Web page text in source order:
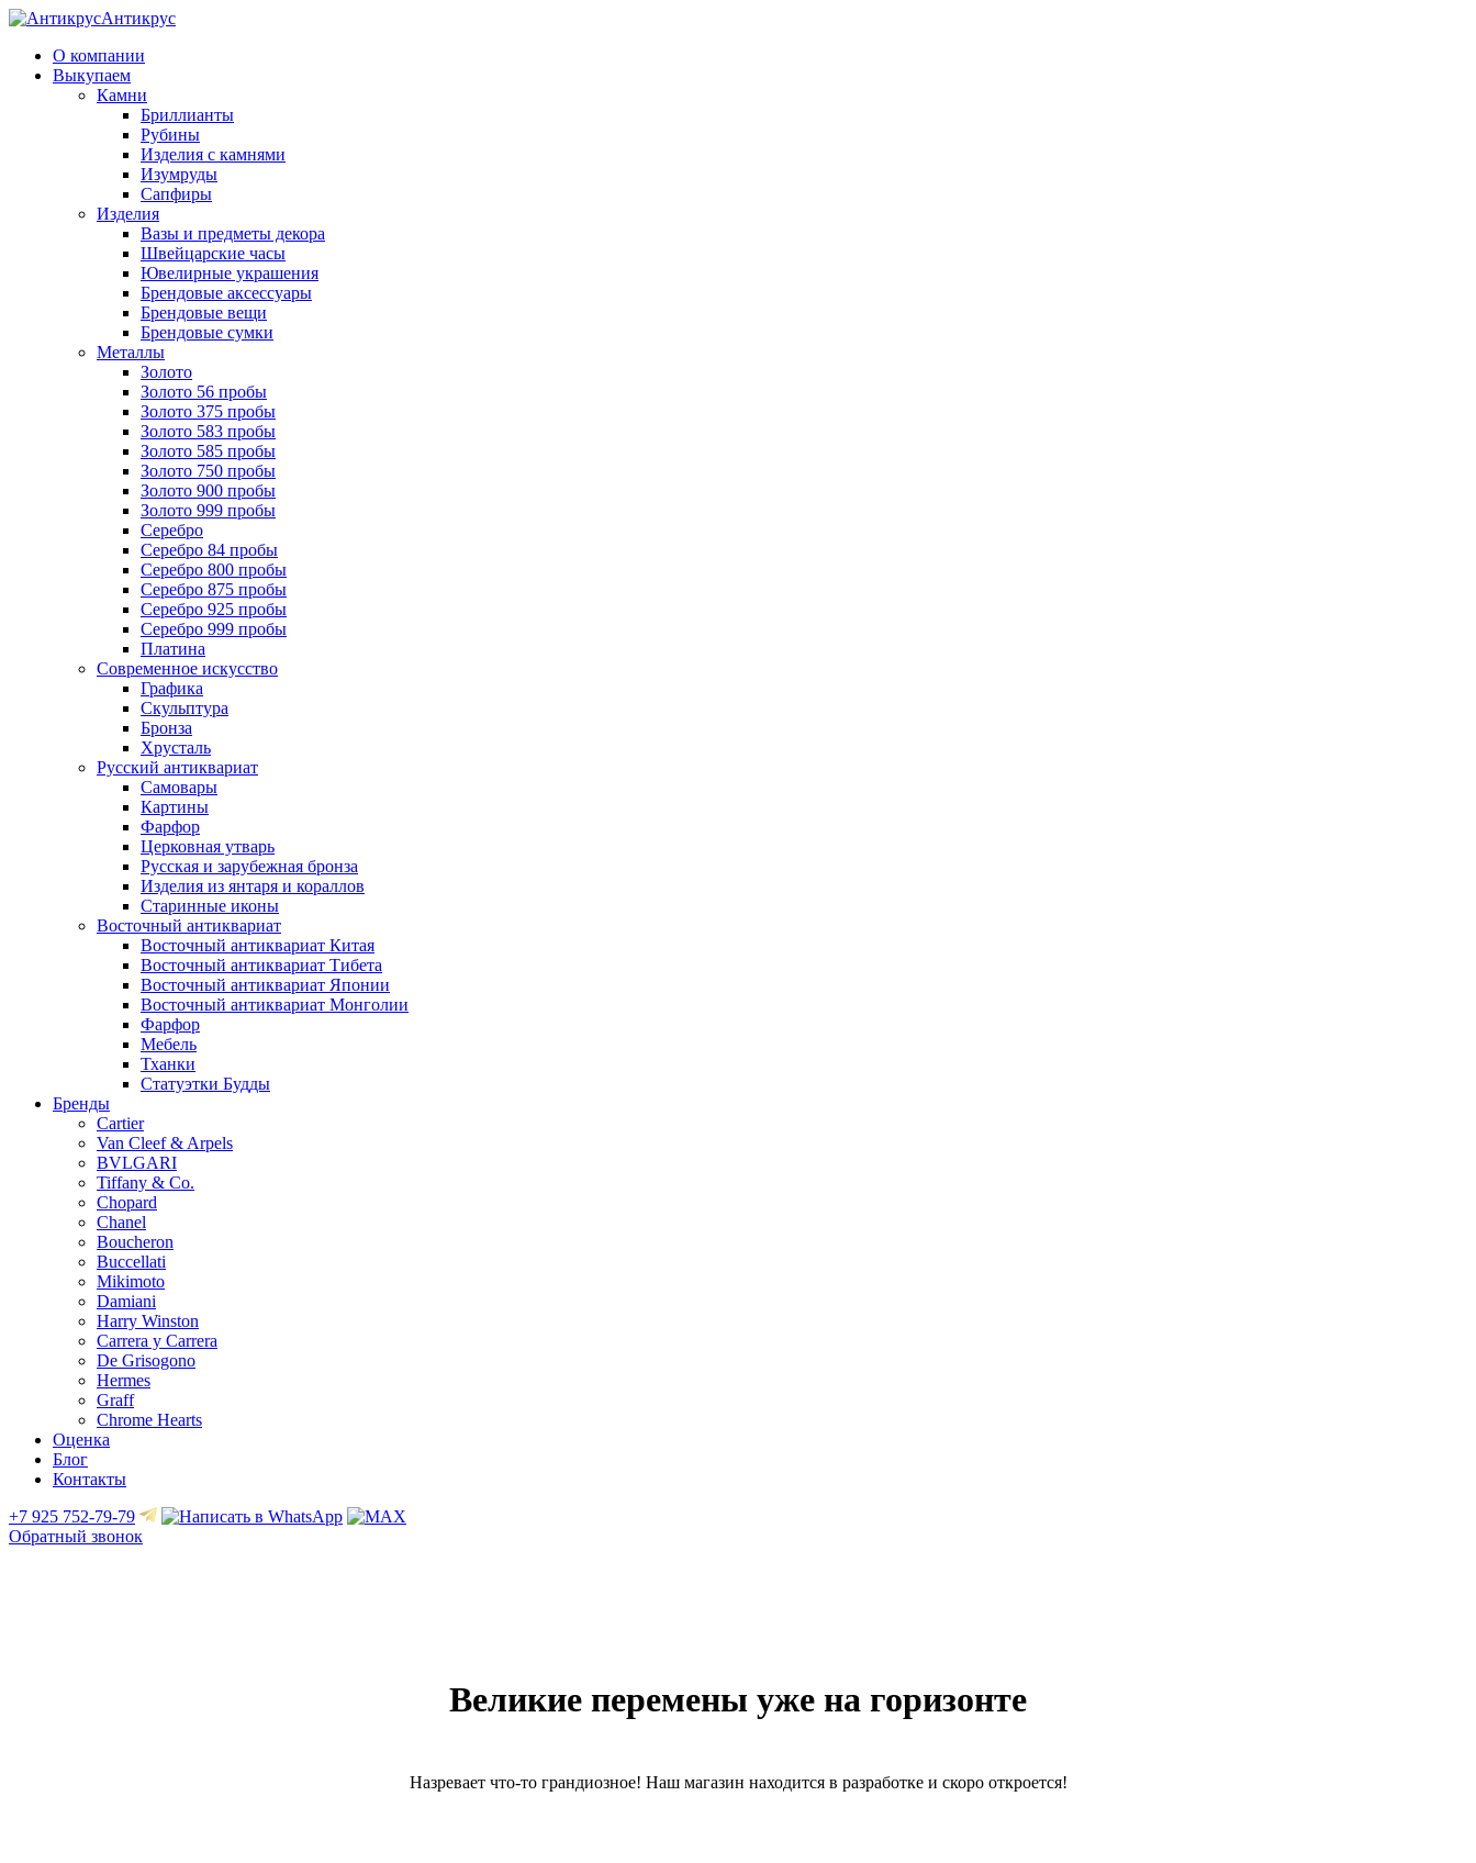
Антикрус
О компании
Выкупаем
Камни
Бриллианты
Рубины
Изделия с камнями
Изумруды
Сапфиры
Изделия
Вазы и предметы декора
Швейцарские часы
Ювелирные украшения
Брендовые аксессуары
Брендовые вещи
Брендовые сумки
Металлы
Золото
Золото 56 пробы
Золото 375 пробы
Золото 583 пробы
Золото 585 пробы
Золото 750 пробы
Золото 900 пробы
Золото 999 пробы
Серебро
Серебро 84 пробы
Серебро 800 пробы
Серебро 875 пробы
Серебро 925 пробы
Серебро 999 пробы
Платина
Современное искусство
Графика
Скульптура
Бронза
Хрусталь
Русский антиквариат
Самовары
Картины
Фарфор
Церковная утварь
Русская и зарубежная бронза
Изделия из янтаря и кораллов
Старинные иконы
Восточный антиквариат
Восточный антиквариат Китая
Восточный антиквариат Тибета
Восточный антиквариат Японии
Восточный антиквариат Монголии
Фарфор
Мебель
Тханки
Статуэтки Будды
Бренды
Cartier
Van Cleef & Arpels
BVLGARI
Tiffany & Co.
Chopard
Chanel
Boucheron
Buccellati
Mikimoto
Damiani
Harry Winston
Carrera y Carrera
De Grisogono
Hermes
Graff
Chrome Hearts
Оценка
Блог
Контакты
+7 925 752-79-79
Обратный звонок
Великие перемены уже на горизонте
Назревает что-то грандиозное! Наш магазин находится в разработке и скоро откроется!